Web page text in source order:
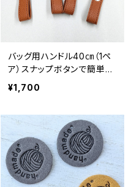
バッグ用ハンドル40㎝（1ペ
ア）スナップボタンで簡単取
付
¥1,700